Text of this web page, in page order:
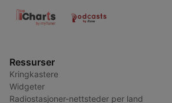
Ressurser
Kringkastere
Widgeter
Radiostasjoner-nettsteder per land